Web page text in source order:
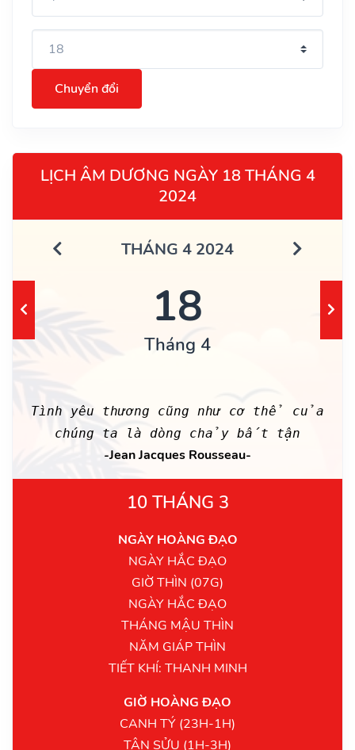
Chuyển đổi
LỊCH ÂM DƯƠNG NGÀY 18 THÁNG 4
2024
THÁNG 4 2024
18
Tháng 4
Tình yêu thương cũng như cơ thể của
chúng ta là dòng chảy bất tận
-Jean Jacques Rousseau-
10 THÁNG 3
NGÀY HOÀNG ĐẠO
NGÀY HẮC ĐẠO
GIỜ THÌN (07G)
NGÀY HẮC ĐẠO
THÁNG MẬU THÌN
NĂM GIÁP THÌN
TIẾT KHÍ: THANH MINH
GIỜ HOÀNG ĐẠO
CANH TÝ (23H-1H)
TÂN SỬU (1H-3H)